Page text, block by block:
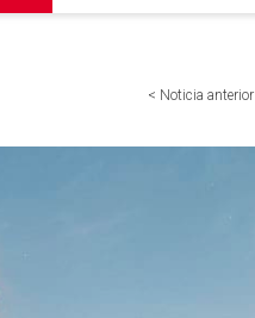
< Noticia anterior